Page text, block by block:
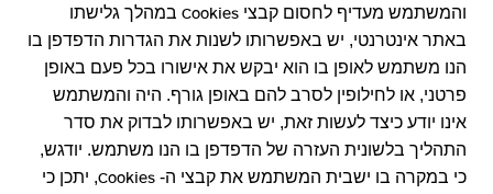
והמשתמש מעדיף לחסום קבצי Cookies במהלך גלישתו
באתר אינטרנטי, יש באפשרותו לשנות את הגדרות הדפדפן בו
הנו משתמש לאופן בו הוא יבקש את אישורו בכל פעם באופן
פרטני, או לחילופין לסרב להם באופן גורף. היה והמשתמש
אינו יודע כיצד לעשות זאת, יש באפשרותו לבדוק את סדר
התהליך בלשונית העזרה של הדפדפן בו הנו משתמש. יודגש,
כי במקרה בו ישבית המשתמש את קבצי ה- Cookies, יתכן כי